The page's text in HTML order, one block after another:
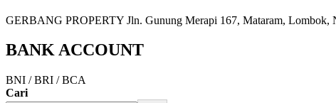
GERBANG PROPERTY Jln. Gunung Merapi 167, Mataram,
BANK ACCOUNT
BNI / BRI / BCA
Cari